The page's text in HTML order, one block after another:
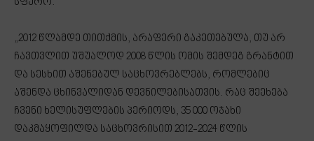
სფერო.
„2012 წლამდე თითქმის, არაფერი გაკეთებულა, თუ არ
ჩავთვლით უშუალოდ 2008 წლის ომის შემდეგ გრანტით
და სესხით აშენებულ საცხოვრებლებს, რომლებიც
აშენდა ცხინვალიდან დევნილებისათვის. რაც შეეხება
ჩვენი ხელისუფლების პერიოდს, 35 000 ოჯახი
დაკმაყოფილდა საცხოვრისით 2012-2024 წლის